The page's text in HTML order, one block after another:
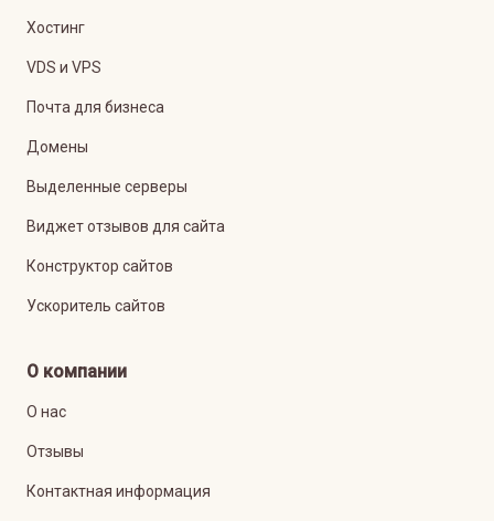
Хостинг
VDS и VPS
Почта для бизнеса
Домены
Выделенные серверы
Виджет отзывов для сайта
Конструктор сайтов
Ускоритель сайтов
О компании
О нас
Отзывы
Контактная информация